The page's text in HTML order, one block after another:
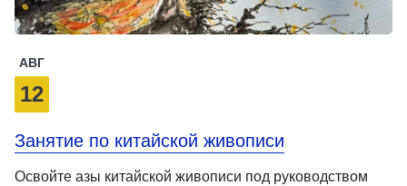
АВГ
12
Занятие по китайской живописи
Освойте азы китайской живописи под руководством